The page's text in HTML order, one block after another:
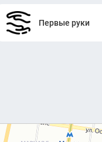
Первые руки